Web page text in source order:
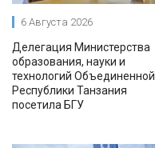
6 Августа 2026
Делегация Министерства
образования, науки и
технологий Объединенной
Республики Танзания
посетила БГУ